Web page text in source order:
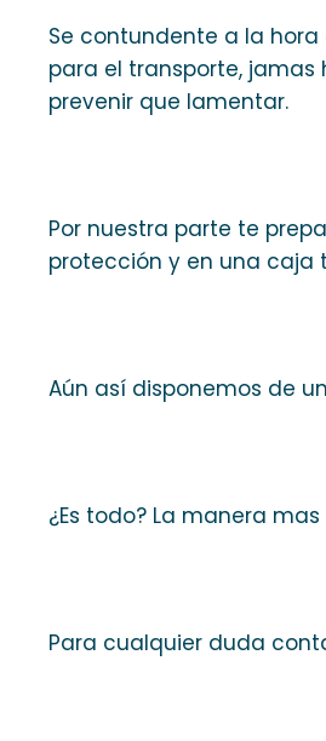
Se contundente a la
para el transporte, jamas
prevenir que lamentar.
Por nuestra parte te
protección y en una caja
Aún así disponemos de
¿Es todo? La manera
Para cualquier duda